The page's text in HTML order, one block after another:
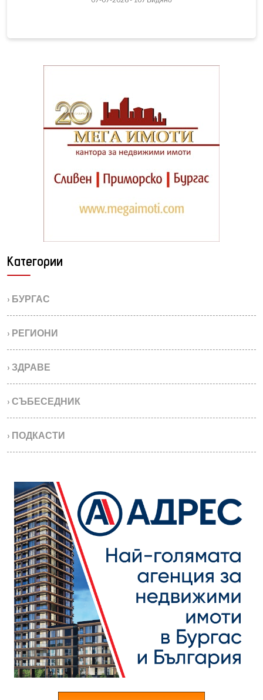
Категории
› БУРГАС
› РЕГИОНИ
› ЗДРАВЕ
› СЪБЕСЕДНИК
› ПОДКАСТИ